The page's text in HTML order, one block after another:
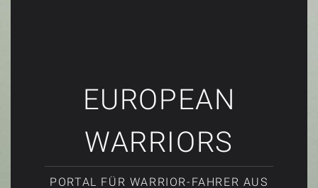
EUROPEAN
WARRIORS
PORTAL FÜR WARRIOR-FAHRER AUS